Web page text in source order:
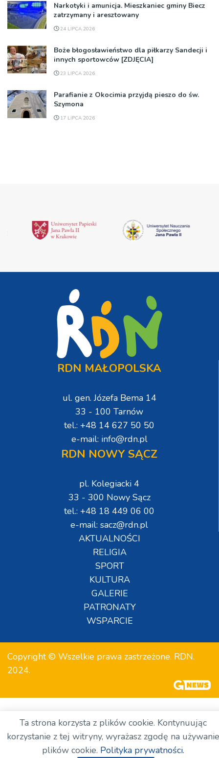
Narkotyki i amunicja. Mieszkaniec gminy Biecz
zatrzymany i aresztowany
24 LIPCA 2026
Boże błogosławieństwo dla piłkarzy Sandecji i
innych sportowców [ZDJĘCIA]
23 LIPCA 2026
Parafianie z Okocimia przyjdą pieszo do św.
Szymona
17 LIPCA 2026
RDN MAŁOPOLSKA
ul. gen. Józefa Bema 14
33 - 100 Tarnów
tel.: +48 14 627 50 50
e-mail: info@rdn.pl
RDN NOWY SĄCZ
pl. Kolegiacki 4
33 - 300 Nowy Sącz
tel.: +48 18 449 06 00
e-mail: sacz@rdn.pl
AKTUALNOŚCI
RELIGIA
SPORT
KULTURA
GALERIE
PATRONATY
WSPARCIE
Copyright © Wszelkie prawa zastrzeżone. RDN.
2024.
Ta strona korzysta z plików cookie. Kontynuując
korzystanie z tej witryny, wyrażasz zgodę na używanie
plików cookie. Polityka prywatności.